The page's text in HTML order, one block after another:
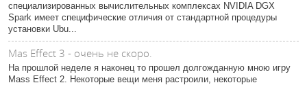
специализированных вычислительных комплексах NVIDIA DGX
Spark имеет специфические отличия от стандартной процедуры
установки Ubu...
Mas Effect 3 - очень не скоро.
На прошлой неделе я наконец то прошел долгожданную мною игру
Mass Effect 2. Некоторые вещи меня растроили, некоторые